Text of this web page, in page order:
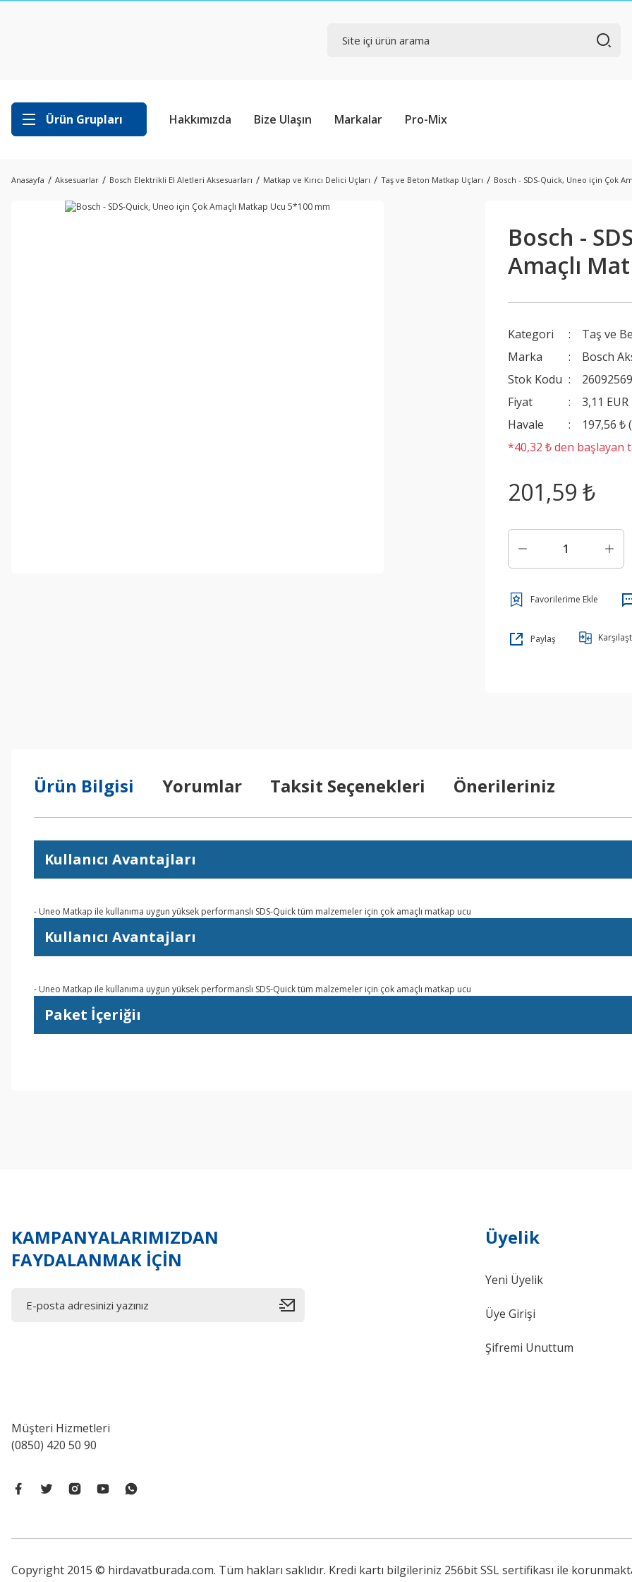
Ürün Grupları Hakkımızda Bize Ulaşın Markalar Pro-Mix
Anasayfa Aksesuarlar Bosch Elektrikli El Aletleri Aksesuarları Matkap ve Kırıcı Delici Uçları Taş ve Beton Matkap Uçları Bosch - SDS-Quick, Uneo için Çok
Bosch -
Amaçlı
Kategori
Taş ve
Marka
Bosch
Stok Kodu
Fiyat
3,11
Havale
197,56 ₺
*40,32 ₺ den başlayan
201,59 ₺
Paylaş
Ürün Bilgisi Yorumlar Taksit Seçenekleri Önerileriniz
Kullanıcı Avantajları
- Uneo Matkap ile kullanıma uygun yüksek performanslı SDS-Quick tüm malzemeler için çok amaçlı matkap ucu
Kullanıcı Avantajları
- Uneo Matkap ile kullanıma uygun yüksek performanslı SDS-Quick tüm malzemeler için çok amaçlı matkap ucu
Paket İçeriğiı
KAMPANYALARIMIZDAN
FAYDALANMAK İÇİN
Müşteri Hizmetleri
(0850) 420 50 90
Üyelik
Yeni Üyelik
Üye Girişi
Şifremi Unuttum
Copyright 2015 © hirdavatburada.com. Tüm hakları saklıdır. Kredi kartı bilgileriniz 256bit SSL sertifikası ile